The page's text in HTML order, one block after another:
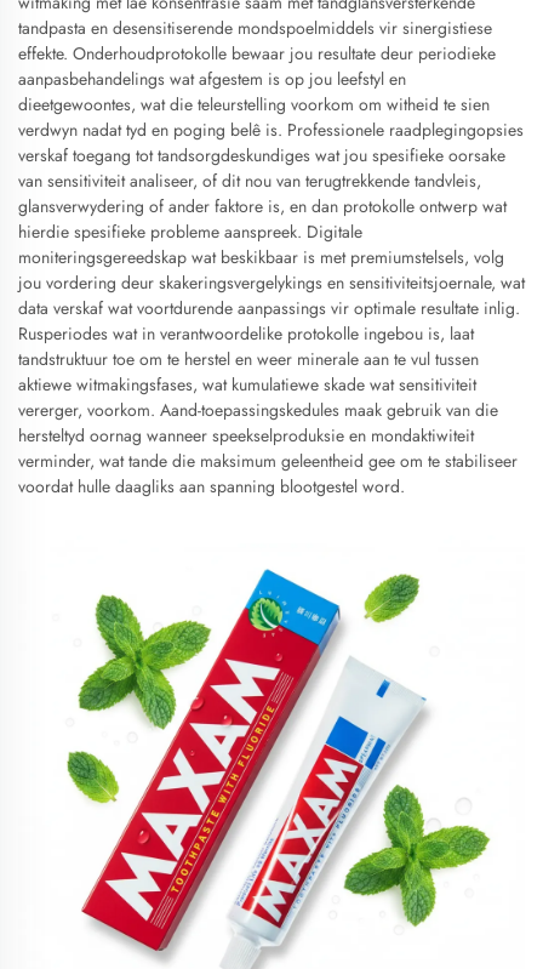
tandpasta en desensitiserende mondspoelmiddels vir sinergistiese
effekte. Onderhoudprotokolle bewaar jou resultate deur periodieke
aanpasbehandelings wat afgestem is op jou leefstyl en
dieetgewoontes, wat die teleurstelling voorkom om witheid te sien
verdwyn nadat tyd en poging belê is. Professionele raadplegingopsies
verskaf toegang tot tandsorgdeskundiges wat jou spesifieke oorsake
van sensitiviteit analiseer, of dit nou van terugtrekkende tandvleis,
glansverwydering of ander faktore is, en dan protokolle ontwerp wat
hierdie spesifieke probleme aanspreek. Digitale
moniteringsgereedskap wat beskikbaar is met premiumstelsels, volg
jou vordering deur skakeringsvergelykings en sensitiviteitsjoernale, wat
data verskaf wat voortdurende aanpassings vir optimale resultate inlig.
Rusperiodes wat in verantwoordelike protokolle ingebou is, laat
tandstruktuur toe om te herstel en weer minerale aan te vul tussen
aktiewe witmakingsfases, wat kumulatiewe skade wat sensitiviteit
vererger, voorkom. Aand-toepassingskedules maak gebruik van die
hersteltyd oornag wanneer speekselproduksie en mondaktiwiteit
verminder, wat tande die maksimum geleentheid gee om te stabiliseer
voordat hulle daagliks aan spanning blootgestel word.